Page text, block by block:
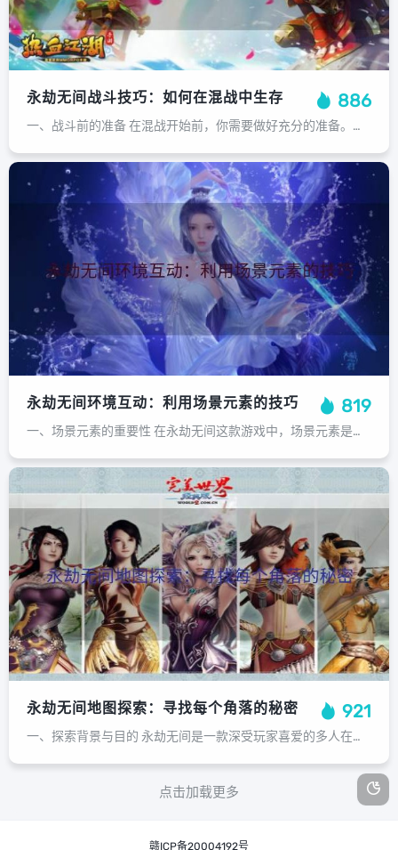
永劫无间战斗技巧：如何在混战中生存 886
一、战斗前的准备 在混战开始前，你需要做好充分的准备。首先，了解地图和武器是非常重要的。熟悉地图的各个角落和障碍物，了解武器的特点和使用方式，这将有助于你在战斗中占据优势。其次，合理分配资源，如药品和弹药，以备不时之需。最后...
永劫无间环境互动：利用场景元素的技巧 819
一、场景元素的重要性 在永劫无间这款游戏中，场景元素是构成游戏环境的重要组成部分。这些元素包括树木、岩石、建筑、武器、道具等，它们不仅可以提供掩护，还可以作为攻击目标，甚至可以用来制造陷阱，为战斗提供额外的策略。了解并善用这...
永劫无间地图探索：寻找每个角落的秘密 921
一、探索背景与目的 永劫无间是一款深受玩家喜爱的多人在线战斗游戏，地图探索是游戏中的重要环节。通过地图探索，玩家可以了解游戏世界，发现隐藏的秘密和宝藏，提升自己的战斗实力，并与队友建立紧密的合作关系。本章节将介绍永劫无间地图...
点击加载更多
赣ICP备20004192号